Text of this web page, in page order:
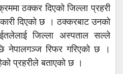
ठक्कर दिएको जिल्ला प्रहरी
दिएको छ । ठक्करबाट उनको
जिल्ला अस्पताल सल्ले
नेपालगञ्ज रिफर गरिएको छ ।
प्रहरीले बताएको छ ।